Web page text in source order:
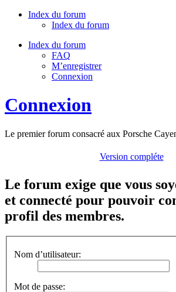
Index du forum
Index du forum
Index du forum
FAQ
M’enregistrer
Connexion
Connexion
Le premier forum consacré aux Porsche
Version compléte
Le forum exige que vous
et connecté pour pouvoir
profil des membres.
Nom d’utilisateur:
Mot de passe: